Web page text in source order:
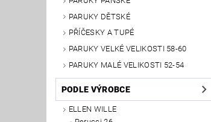
PARUKY DĚTSKÉ
PŘÍČESKY A TUPÉ
PARUKY VELKÉ VELIKOSTI 58-60
PARUKY MALÉ VELIKOSTI 52-54
PODLE VÝROBCE
ELLEN WILLE